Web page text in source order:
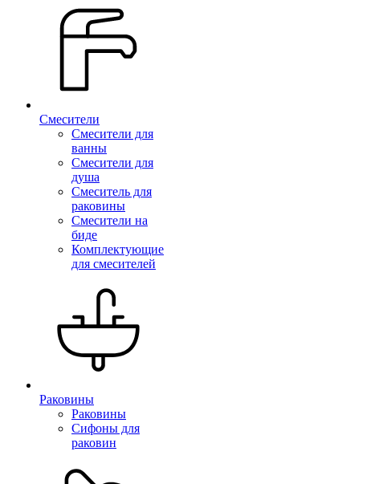
Смесители
Смесители для
ванны
Смесители для
душа
Смеситель для
раковины
Смесители на
биде
Комплектующие
для смесителей
Раковины
Раковины
Сифоны для
раковин